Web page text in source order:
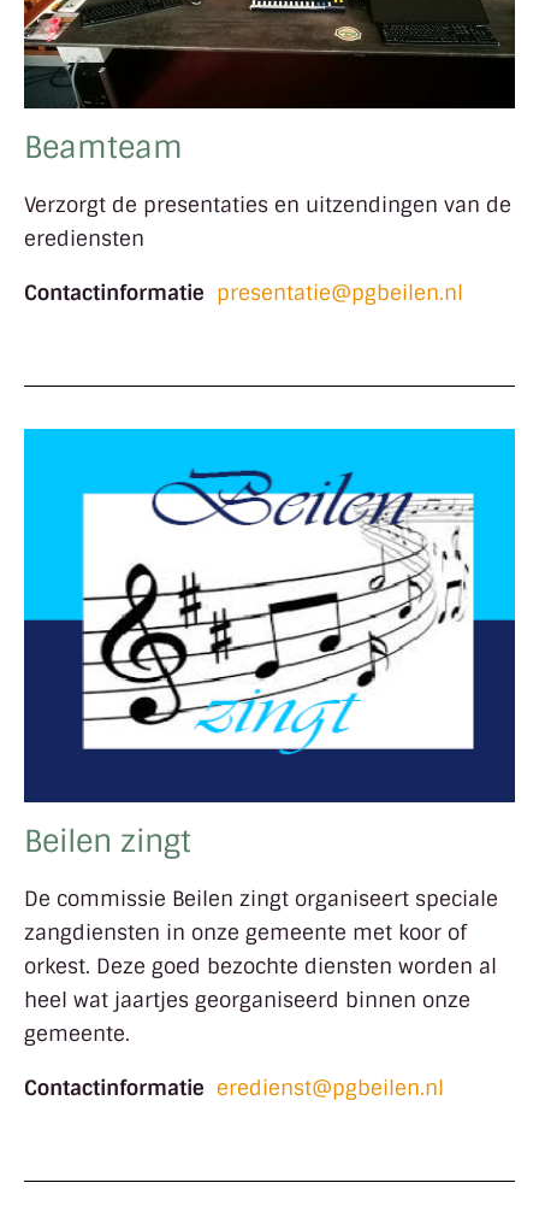
Beamteam
Verzorgt de presentaties en uitzendingen van de
erediensten
Contactinformatie presentatie@pgbeilen.nl
Beilen zingt
De commissie Beilen zingt organiseert speciale
zangdiensten in onze gemeente met koor of
orkest. Deze goed bezochte diensten worden al
heel wat jaartjes georganiseerd binnen onze
gemeente.
Contactinformatie eredienst@pgbeilen.nl